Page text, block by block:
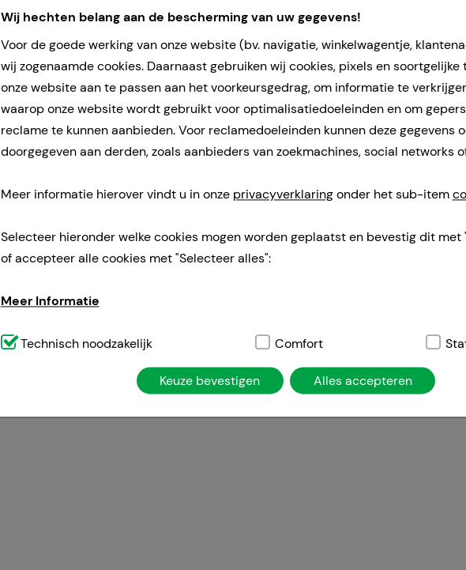
Wij hechten belang aan de bescherming van uw gegevens!
Voor de goede werking van onze website (bv. navigatie, winkelwagentje,
wij zogenaamde cookies. Daarnaast gebruiken wij cookies, pixels en soortgelijke
onze website aan te passen aan het voorkeursgedrag, om informatie te
waarop onze website wordt gebruikt voor optimalisatiedoeleinden en om
reclame te kunnen aanbieden. Voor reclamedoeleinden kunnen deze gegevens
doorgegeven aan derden, zoals aanbieders van zoekmachines, social networks
Meer informatie hierover vindt u in onze privacyverklaringonder het sub-item
Selecteer hieronder welke cookies mogen worden geplaatst en bevestig dit met
of accepteer alle cookies met "Selecteer alles":
Meer Informatie
Technisch noodzakelijk:Dit zijn cookies die noodzakelijk zijn voor de
website (bv. navigatie, winkelwagentje, klantenaccount), daarom kunnen deze
Technisch noodzakelijk Comfort
Keuze bevestigen Alles accepteren
LEFAX Pump-Liquid
Bayer Vital GmbH
50ml
Pompoplossing:
02563842
24-36 uur.
-36,5%